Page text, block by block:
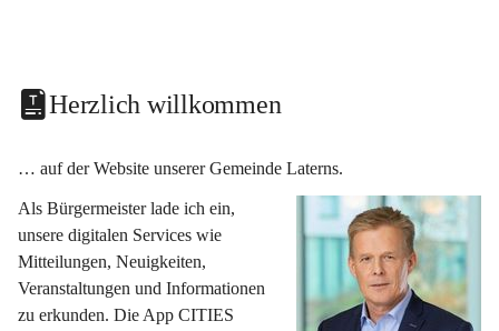
Herzlich willkommen
… auf der Website unserer Gemeinde Laterns.
Als Bürgermeister lade ich ein,
unsere digitalen Services wie
Mitteilungen, Neuigkeiten,
Veranstaltungen und Informationen
zu erkunden. Die App CITIES